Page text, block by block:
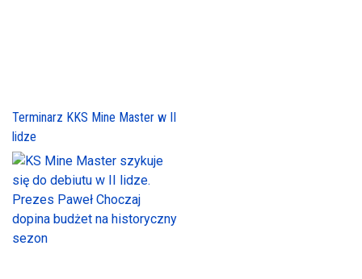
Terminarz KKS Mine Master w II
lidze